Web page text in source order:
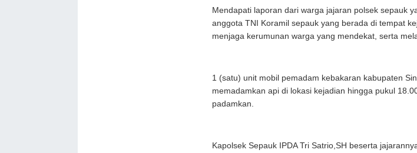
Mendapati laporan dari warga jajaran polsek sepauk
anggota TNI Koramil sepauk yang berada di tempat
menjaga kerumunan warga yang mendekat, serta
1 (satu) unit mobil pemadam kebakaran kabupaten
memadamkan api di lokasi kejadian hingga pukul
padamkan.
Kapolsek Sepauk IPDA Tri Satrio,SH beserta